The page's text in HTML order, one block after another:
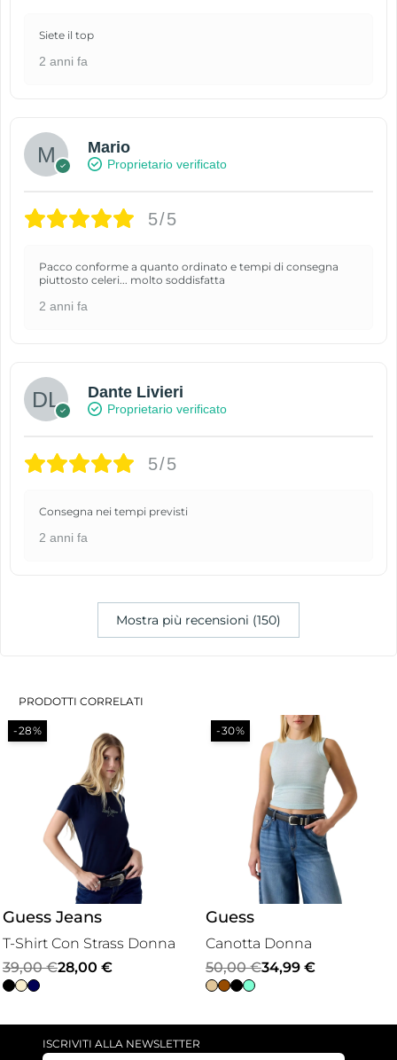
Siete il top
2 anni fa
Mario
Proprietario verificato
5/5
Pacco conforme a quanto ordinato e tempi di consegna
piuttosto celeri... molto soddisfatta
2 anni fa
Dante Livieri
Proprietario verificato
5/5
Consegna nei tempi previsti
2 anni fa
Mostra più recensioni (150)
PRODOTTI CORRELATI
-28%
Guess Jeans
T-Shirt Con Strass Donna
39,00€
Il
prezzo
28,00 €
Il
prezzo
-30%
Guess
Canotta Donna
50,00€
Il
prezzo
34,99 €
Il
prezzo
ISCRIVITI ALLA NEWSLETTER